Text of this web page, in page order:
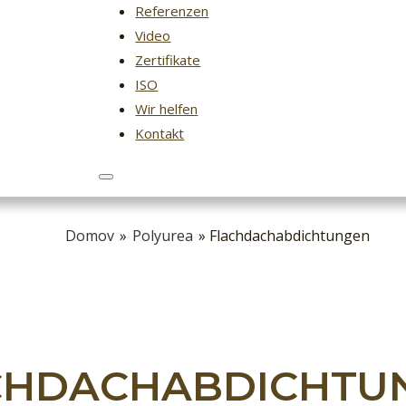
Referenzen
Video
Zertifikate
ISO
Wir helfen
Kontakt
Domov » Polyurea » Flachdachabdichtungen